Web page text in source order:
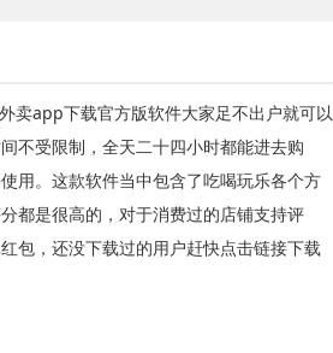
卖app下载官方版软件大家足不出户就可以
不受限制，全天二十四小时都能进去购
用。这款软件当中包含了吃喝玩乐各个方
都是很高的，对于消费过的店铺支持评
包，还没下载过的用户赶快点击链接下载